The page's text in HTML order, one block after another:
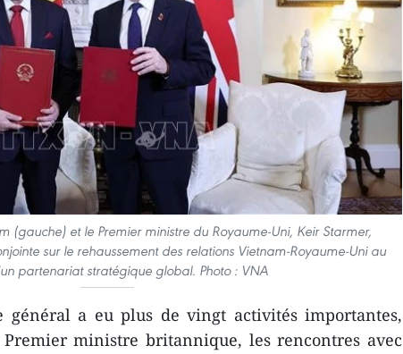
(gauche) et le Premier ministre du Royaume-Uni, Keir Starmer,
sur le rehaussement des relations Vietnam-Royaume-Uni au
partenariat stratégique global. Photo : VNA
général a eu plus de vingt activités importantes,
ministre britannique, les rencontres avec